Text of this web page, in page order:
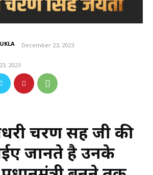
December 23, 2023
2023
चरण सिंह जी की
जानते है उनके